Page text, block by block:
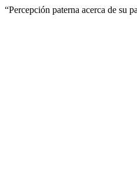
“Percepción paterna acerca de su